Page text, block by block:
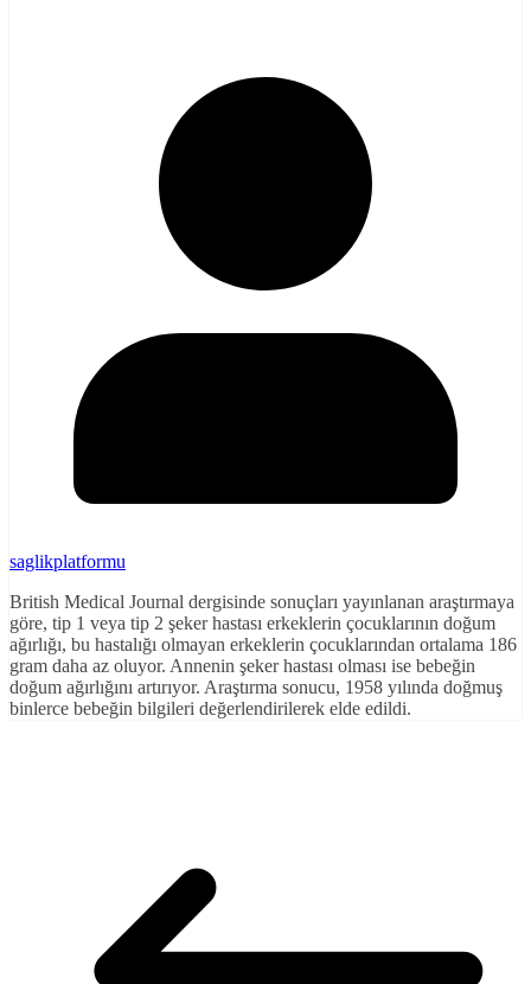
saglikplatformu
British Medical Journal dergisinde sonuçları yayınlanan araştırmaya
göre, tip 1 veya tip 2 şeker hastası erkeklerin çocuklarının doğum
ağırlığı, bu hastalığı olmayan erkeklerin çocuklarından ortalama 186
gram daha az oluyor. Annenin şeker hastası olması ise bebeğin
doğum ağırlığını artırıyor. Araştırma sonucu, 1958 yılında doğmuş
binlerce bebeğin bilgileri değerlendirilerek elde edildi.